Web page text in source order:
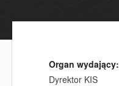
Organ wydający:
Dyrektor KIS